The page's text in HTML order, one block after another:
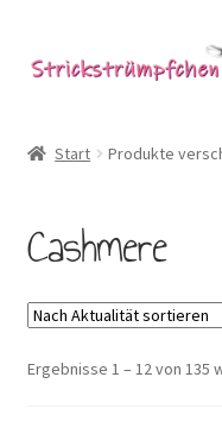
Navigation
Inhalt
Donegal-Jäckchen &
Spielhosen & Mützen
Karten
Start Produkte
Cashmere
Ergebnisse 1 – 12 von 135